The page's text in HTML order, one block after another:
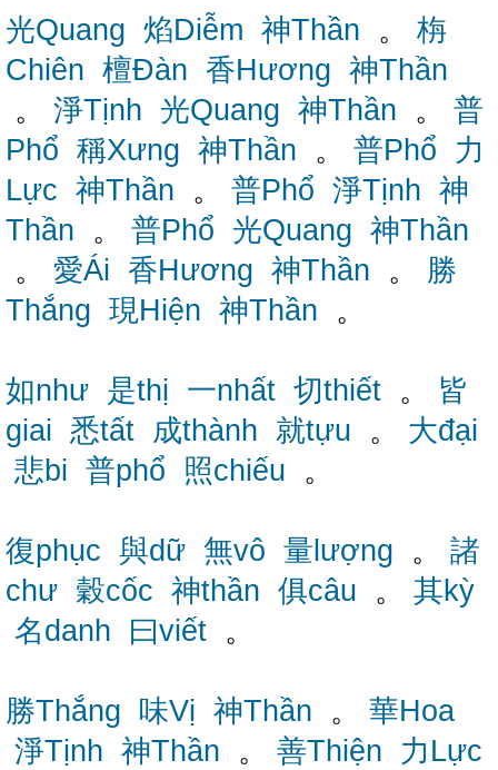
光Quang 焰Diễm 神Thần 。 栴
Chiên 檀Đàn 香Hương 神Thần
。 淨Tịnh 光Quang 神Thần 。 普
Phổ 稱Xưng 神Thần 。 普Phổ
力
Lực 神Thần 。 普Phổ 淨Tịnh 神
Thần 。 普Phổ 光Quang 神Thần
。 愛Ái 香Hương 神Thần 。 勝
Thắng 現Hiện 神Thần 。
如như 是thị 一nhất 切thiết 。 皆
giai 悉tất 成thành 就tựu 。 大đại
悲bi 普phổ 照chiếu 。
復phục 與dữ 無vô 量lượng 。 諸
chư 穀cốc 神thần 俱câu 。 其kỳ
名danh
曰viết 。
勝Thắng 味Vị 神Thần 。 華Hoa
淨Tịnh 神Thần 。 善Thiện
力Lực